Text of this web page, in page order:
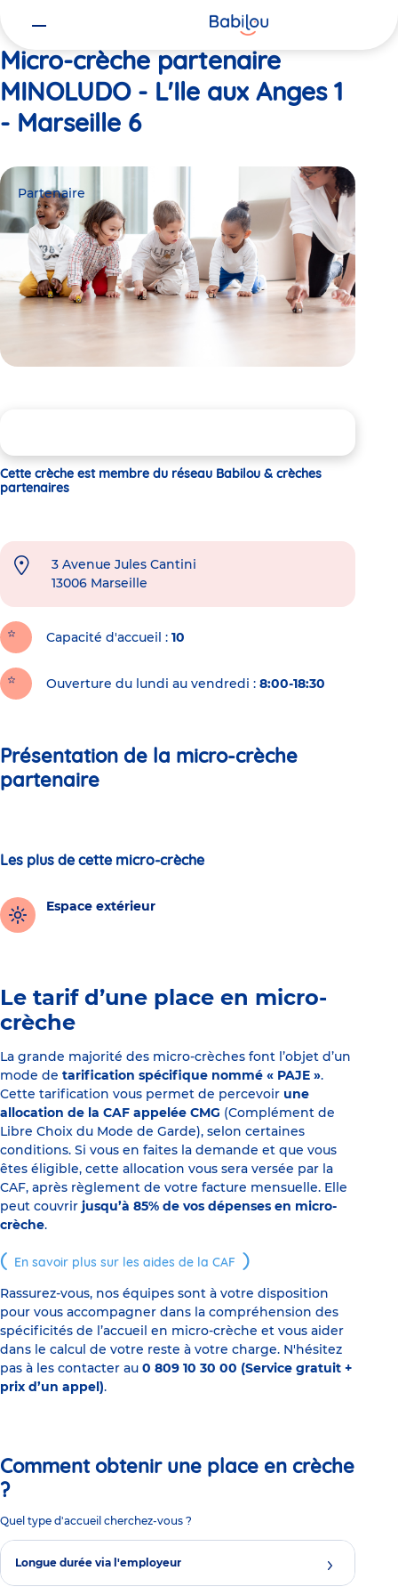
Micro-crèche partenaire
MINOLUDO - L'Ile aux Anges 1
- Marseille 6
Partenaire
Cette crèche est membre du réseau Babilou & crèches
partenaires
3 Avenue Jules Cantini
13006 Marseille
Capacité d'accueil 10
Ouverture du lundi au vendredi : 8:00-18:30
Présentation de la micro-crèche
partenaire
Les plus de cette micro-crèche
Espace extérieur
Le tarif d’une place en micro-
crèche
La grande majorité des micro-crèches font l’objet d’un
mode de tarification spécifique nommé « PAJE ».
Cette tarification vous permet de percevoir une
allocation de la CAF appelée CMG (Complément de
Libre Choix du Mode de Garde), selon certaines
conditions. Si vous en faites la demande et que vous
êtes éligible, cette allocation vous sera versée par la
CAF, après règlement de votre facture mensuelle. Elle
peut couvrir jusqu’à 85% de vos dépenses en micro-
crèche.
En savoir plus sur les aides de la CAF
Rassurez-vous, nos équipes sont à votre disposition
pour vous accompagner dans la compréhension des
spécificités de l’accueil en micro-crèche et vous aider
dans le calcul de votre reste à votre charge. N'hésitez
pas à les contacter au 0 809 10 30 00 (Service gratuit +
prix d’un appel).
Comment obtenir une place en crèche
?
Quel type d'accueil cherchez-vous ?
Longue durée via l'employeur